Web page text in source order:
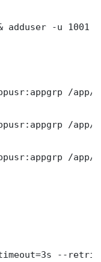
adduser -u
/
/app/
/
timeout=3s --